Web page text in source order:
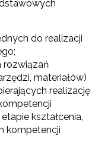
do realizacji
rozwiązań
materiałów)
realizację
kształcenia,
kompetencji